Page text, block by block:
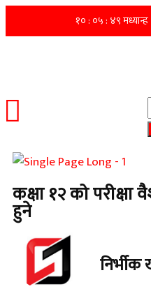
कक्षा १२ को
हुने